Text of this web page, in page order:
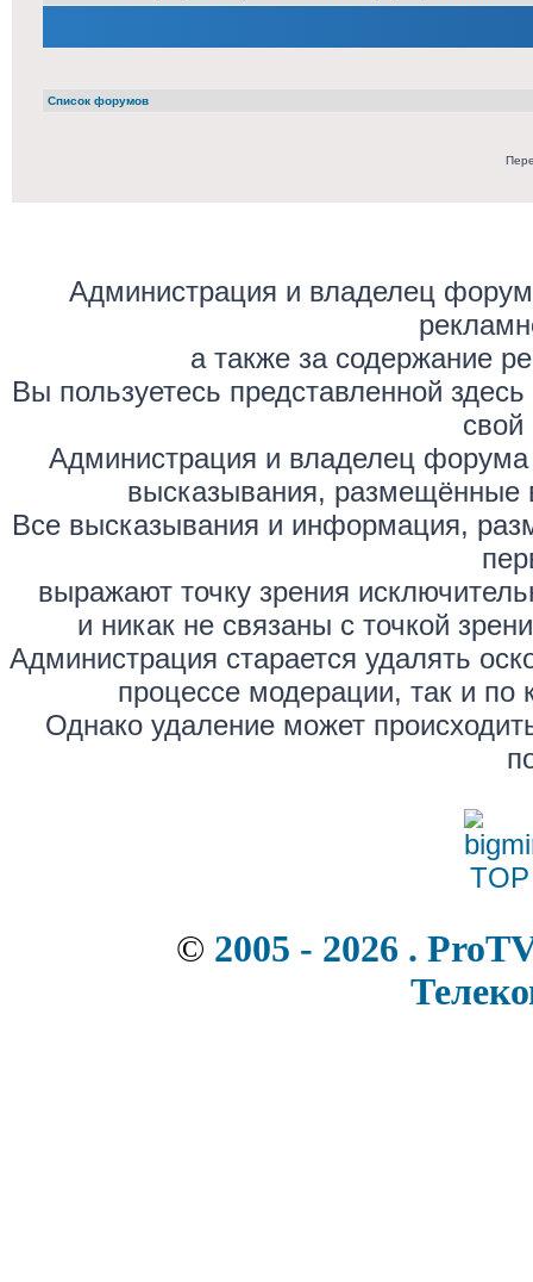
Список форумов
Администрация и владелец
а также за содержание
Вы пользуетесь представленной
свой
Администрация и владелец форума
высказывания, размещённые
Все высказывания и информация,
выражают точку зрения
и никак не связаны с точкой
Администрация старается удалять
процессе модерации, так и по
Однако удаление может
© 2005 - 2026 .